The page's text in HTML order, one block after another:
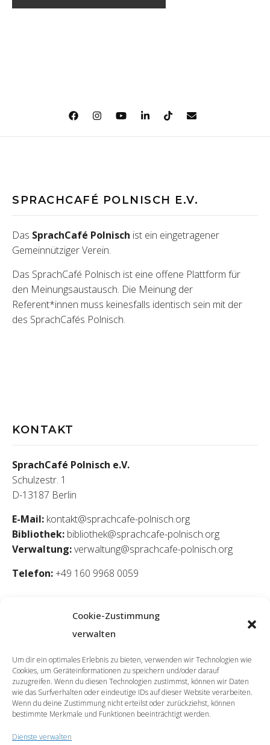
Cookie-Zustimmung
verwalten
Um dir ein optimales Erlebnis zu bieten, verwenden wir Technologien wie
Cookies, um Geräteinformationen zu speichern und/oder darauf
zuzugreifen. Wenn du diesen Technologien zustimmst, können wir Daten
wie das Surfverhalten oder eindeutige IDs auf dieser Website verarbeiten.
Wenn du deine Zustimmung nicht erteilst oder zurückziehst, können
bestimmte Merkmale und Funktionen beeinträchtigt werden.
Dienste verwalten
SPRACHCAFÉ POLNISCH E.V.
Das SprachCafé Polnisch ist ein eingetragener
Gemeinnütziger Verein.
Das SprachCafé Polnisch ist eine offene Plattform für
den Meinungsaustausch. Die Meinung der
Referent*innen muss keinesfalls identisch sein mit der
des SprachCafés Polnisch.
KONTAKT
SprachCafé Polnisch e.V.
Schulzestr. 1
D-13187 Berlin
E-Mail: kontakt@sprachcafe-polnisch.org
Bibliothek: bibliothek@sprachcafe-polnisch.org
Verwaltung:verwaltung@sprachcafe-polnisch.org
Telefon:+49 160 9968 0059